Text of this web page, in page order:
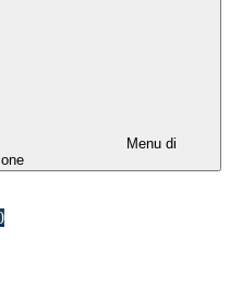
Menu di